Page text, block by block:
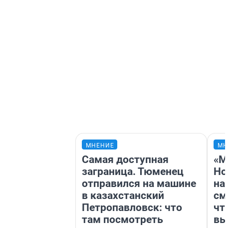
МНЕНИЕ
Самая доступная
заграница. Тюменец
отправился на машине
в казахстанский
Петропавловск: что
там посмотреть
«Мы